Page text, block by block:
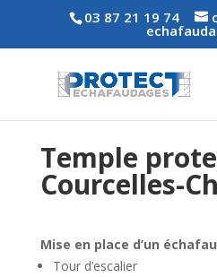
03 87 21 19 74
Temple
Courcelles-
Mise en place d’un
Tour d’escalier